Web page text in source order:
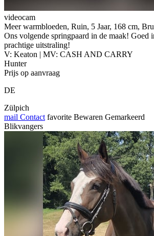
videocam
Meer warmbloeden, Ruin, 5 Jaar, 168 cm,
Ons volgende springpaard in de maak! Goed
prachtige uitstraling!
V: Keaton | MV: CASH AND CARRY
Hunter
Prijs op aanvraag
DE
Zülpich
mail Contact favorite Bewaren Gemarkeerd
Blikvangers